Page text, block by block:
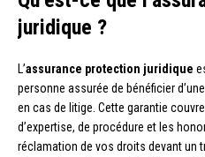
juridique ?
L’assurance protection juridique
personne assurée de bénéficier
en cas de litige. Cette garantie
d’expertise, de procédure et les
réclamation de vos droits devant un